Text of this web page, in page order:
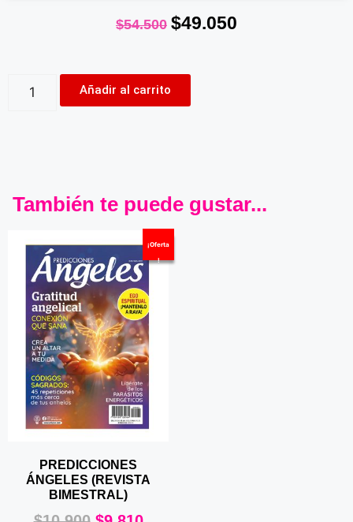
$54.500 $49.050
Añadir al carrito
También te puede gustar...
¡Oferta
!
PREDICCIONES
ÁNGELES (REVISTA
BIMESTRAL)